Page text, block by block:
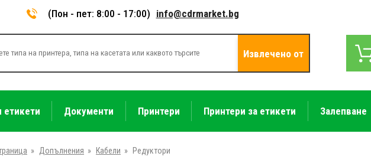
(Пон - пет: 8:00 - 17:00) info@cdrmarket.bg
Извлечено от
етикети Документи Принтери Принтери за етикети Залепване
» Допълнения » Кабели » Редуктори